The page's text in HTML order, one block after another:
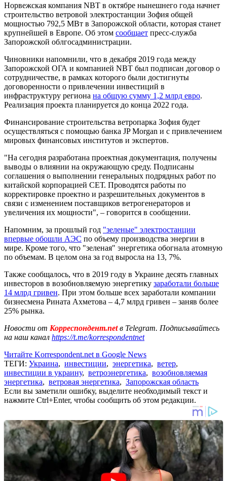
Норвежская компания NBT в октябре нынешнего года начнет
строительство ветровой электростанции Зофия общей
мощностью 792,5 МВт в Запорожской области, которая станет
крупнейшей в Европе. Об этом сообщает пресс-служба
Запорожской облгосадминистрации.
Чиновники напомнили, что в декабря 2019 года между
Запорожской ОГА и компанией NBT был подписан договор о
сотрудничестве, в рамках которого были достигнуты
договоренности о привлечении инвестиций в
инфраструктуру региона на общую сумму 1,2 млрд евро.
Реализация проекта планируется до конца 2022 года.
Финансирование строительства ветропарка Зофия будет
осуществляться с помощью банка JP Morgan и с привлечением
мировых финансовых институтов и экспертов.
"На сегодня разработана проектная документация, получены
выводы о влиянии на окружающую среду. Подписаны
соглашения о выполнении генеральных подрядных работ по
китайской корпорацией СЕТ. Проводятся работы по
корректировке проектно и разрешительных документов в
связи с изменением поставщиков ветрогенераторов и
увеличения их мощности", – говорится в сообщении.
Напомним, за прошлый год "зеленые" электростанции
впервые обошли АЭС по объему производства энергии в
мире. Кроме того, что "зеленая" энергетика обогнала атомную
по объемам. В целом она за год выросла на 13, 7%.
Также сообщалось, что в 2019 году в Украине десять главных
инвесторов в возобновляемую энергетику заработали больше
14 млрд гривен. При этом больше всех заработали компании
бизнесмена Рината Ахметова – 4,7 млрд гривен – заняв более
25% рынка.
Новости от Корреспондент.netв Telegram. Подписывайтесь
на наш канал https://t.me/korrespondentnet
Читайте Korrespondent.net в Google News
ТЕГИ: Украина, инвестиции, энергетика, ветер,
инвестиции в украину, ветроэнергетика, возобновляемая
энергетика, ветровая энергетика, Запорожская область
Если вы заметили ошибку, выделите необходимый текст и
нажмите Ctrl+Enter, чтобы сообщить об этом редакции.